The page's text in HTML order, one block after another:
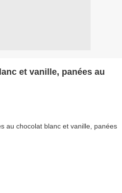
et vanille, panées au